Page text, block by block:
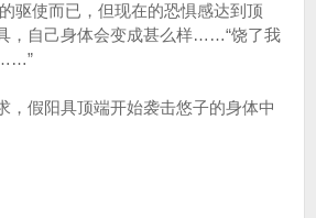
驱使而已，但现在的恐惧感达到顶
，自己身体会变成甚么样……“饶了我
假阳具顶端开始袭击悠子的身体中